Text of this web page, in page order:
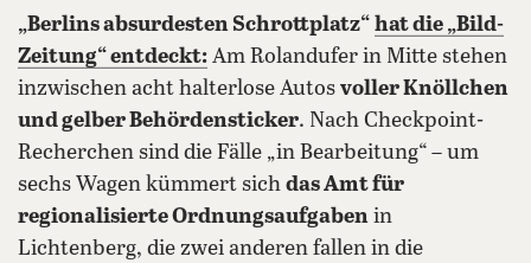
„Berlins absurdesten Schrottplatz“ hat die „Bild-
Zeitung“ entdeckt: Am Rolandufer in Mitte stehen
inzwischen acht halterlose Autos voller Knöllchen
und gelber Behördensticker. Nach Checkpoint-
Recherchen sind die Fälle „in Bearbeitung“ – um
sechs Wagen kümmert sich das Amt für
regionalisierte Ordnungsaufgaben in
Lichtenberg, die zwei anderen fallen in die